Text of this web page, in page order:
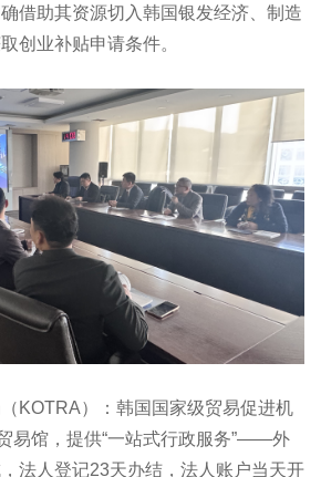
借助其资源切入韩国银发经济、制造
创业补贴申请条件。
KOTRA）：韩国国家级贸易促进机
易馆，提供“一站式行政服务”——外
法人登记23天办结，法人账户当天开